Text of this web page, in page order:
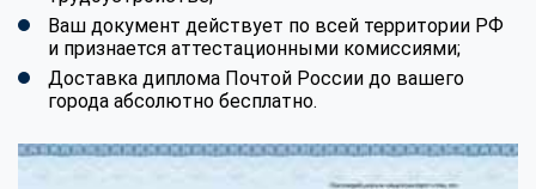
Ваш документ действует по всей территории РФ
и признается аттестационными комиссиями;
Доставка диплома Почтой России до вашего
города абсолютно бесплатно.